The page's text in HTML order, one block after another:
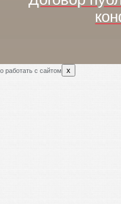
работать с сайтом x